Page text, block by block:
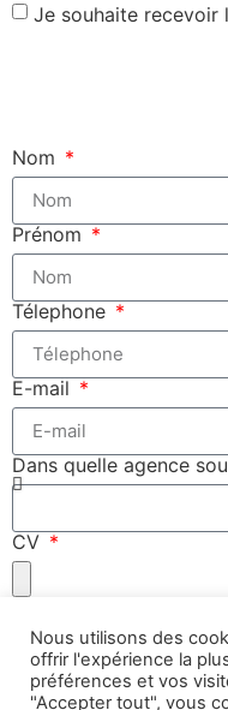
Nous utilisons des
offrir l'expérience la
préférences et vos
"Accepter tout", vous
Je souhaite recevoir
Nom
Prénom
Télephone
E-mail
Dans quelle agence
CV
J'accepte de faire